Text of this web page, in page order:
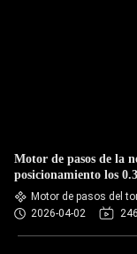
Motor de pasos de la
posicionamiento los
Motor de pasos del
2026-04-02